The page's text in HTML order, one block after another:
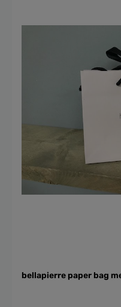
bellapierre paper bag